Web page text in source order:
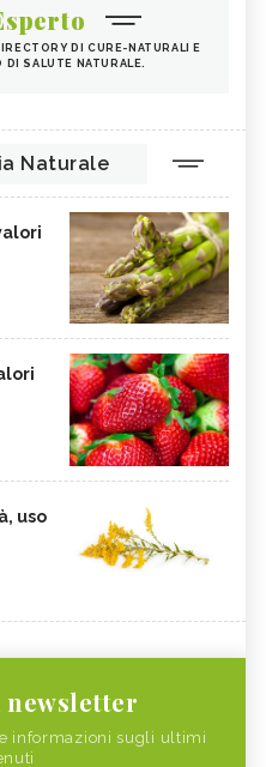
DI CURE-NATURALI E
DI SALUTE NATURALE.
Naturale
uso
informazioni sugli ultimi